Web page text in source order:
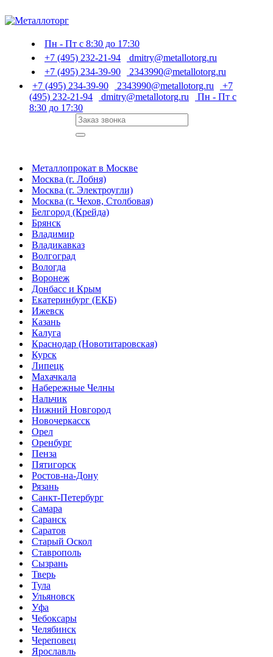
Пн - Пт с 8:30 до 17:30
+7 (495) 232-21-94
dmitry@metallotorg.ru
+7 (495) 234-39-90
2343990@metallotorg.ru
+7 (495) 234-39-90
2343990@metallotorg.ru
+7
(495) 232-21-94
dmitry@metallotorg.ru
Пн - Пт с
8:30 до 17:30
Металлопрокат в Москве
Москва (г. Лобня)
Москва (г. Электроугли)
Москва (г. Чехов, Столбовая)
Белгород (Крейда)
Брянск
Владимир
Владикавказ
Волгоград
Вологда
Воронеж
Донбасс и Крым
Екатеринбург (ЕКБ)
Ижевск
Казань
Калуга
Краснодар (Новотитаровская)
Курск
Липецк
Махачкала
Набережные Челны
Нальчик
Нижний Новгород
Новочеркасск
Орел
Оренбург
Пенза
Пятигорск
Ростов-на-Дону
Рязань
Санкт-Петербург
Самара
Саранск
Саратов
Старый Оскол
Ставрополь
Сызрань
Тверь
Тула
Ульяновск
Уфа
Чебоксары
Челябинск
Череповец
Ярославль